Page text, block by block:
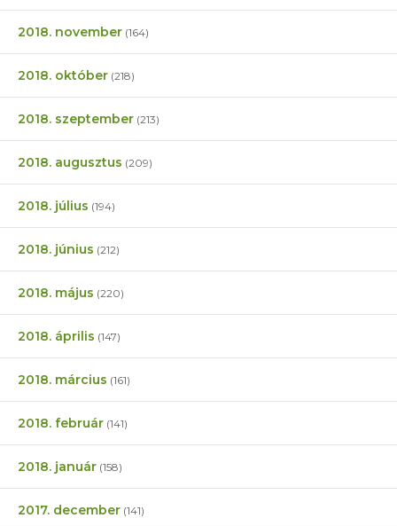
2018. november (164)
2018. október (218)
2018. szeptember (213)
2018. augusztus (209)
2018. július (194)
2018. június (212)
2018. május (220)
2018. április (147)
2018. március (161)
2018. február (141)
2018. január (158)
2017. december (141)